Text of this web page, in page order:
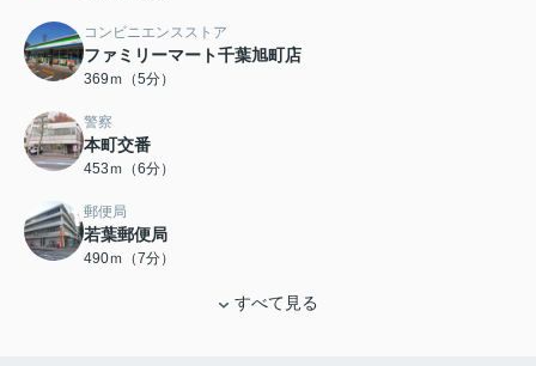
コンビニエンスストア
ファミリーマート千葉旭町店
369ｍ（5分）
警察
本町交番
453ｍ（6分）
郵便局
若葉郵便局
490ｍ（7分）
すべて見る